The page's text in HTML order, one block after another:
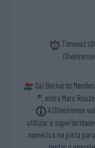
Timeout UD
Oliveirense
Sai Bernardo Mendes
®, entra Marc Rouzé
A Oliveirense vai
utilizar a superioridade
numérica na pista para